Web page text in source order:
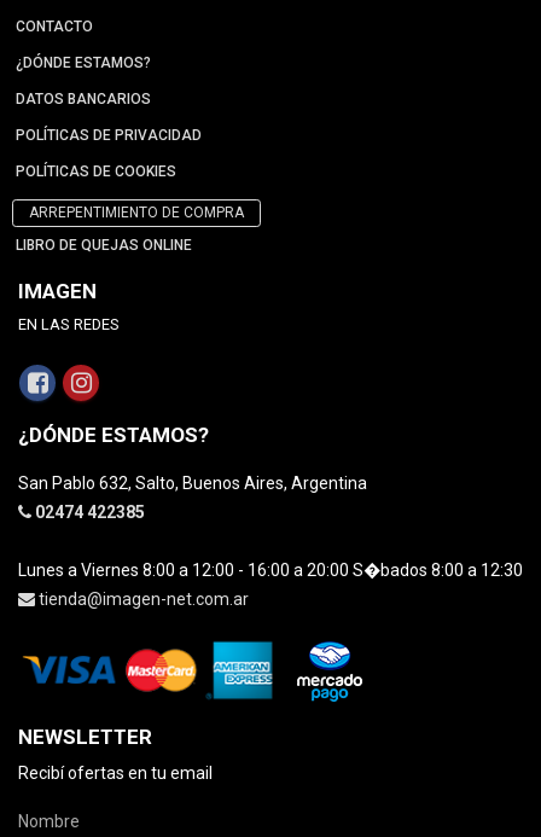
CONTACTO
¿DÓNDE ESTAMOS?
DATOS BANCARIOS
POLÍTICAS DE PRIVACIDAD
POLÍTICAS DE COOKIES
ARREPENTIMIENTO DE COMPRA
LIBRO DE QUEJAS ONLINE
IMAGEN
EN LAS REDES
¿DÓNDE ESTAMOS?
San Pablo 632, Salto, Buenos Aires, Argentina
02474 422385
Lunes a Viernes 8:00 a 12:00 - 16:00 a 20:00 S�bados 8:00 a 12:30
tienda@imagen-net.com.ar
NEWSLETTER
Recibí ofertas en tu email